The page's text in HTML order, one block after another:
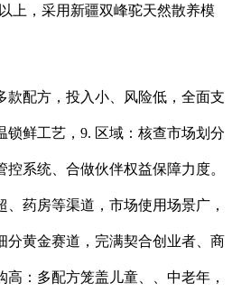
上，采用新疆双峰驼天然散养模
配方，投入小、风险低，全面支
锁鲜工艺，9. 区域：核查市场划分
系统、合做伙伴权益保障力度。
药房等渠道，市场使用场景广，
分黄金赛道，完满契合创业者、商
高：多配方笼盖儿童、、中老年，